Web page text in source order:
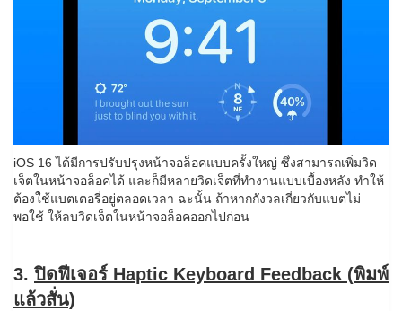
iOS 16 ได้มีการปรับปรุงหน้าจอล็อคแบบครั้งใหญ่ ซึ่งสามารถเพิ่มวิด
เจ็ตในหน้าจอล็อคได้ และก็มีหลายวิดเจ็ตที่ทำงานแบบเบื้องหลัง ทำให้
ต้องใช้แบตเตอรี่อยู่ตลอดเวลา ฉะนั้น ถ้าหากกังวลเกี่ยวกับแบตไม่
พอใช้ ให้ลบวิดเจ็ตในหน้าจอล็อคออกไปก่อน
3. ปิดฟีเจอร์ Haptic Keyboard Feedback (พิมพ์
แล้วสั่น)